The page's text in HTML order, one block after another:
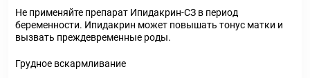
Не применяйте препарат Ипидакрин-СЗ в период
беременности. Ипидакрин может повышать тонус матки и
вызвать преждевременные роды.
Грудное вскармливание